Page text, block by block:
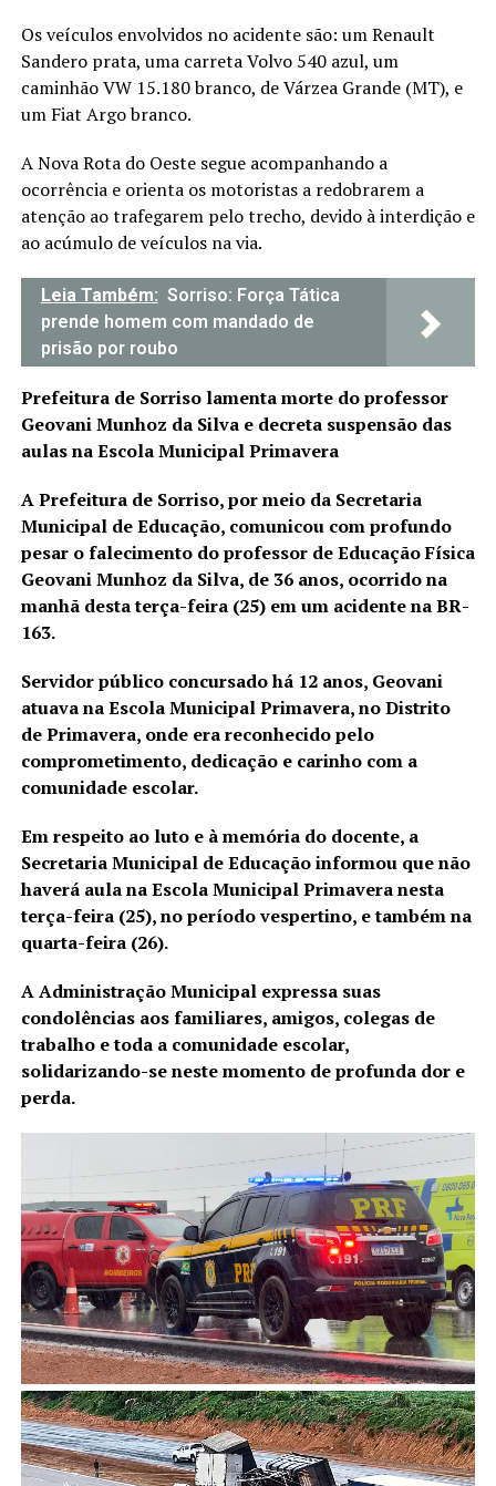
Os veículos envolvidos no acidente são: um Renault
Sandero prata, uma carreta Volvo 540 azul, um
caminhão VW 15.180 branco, de Várzea Grande (MT), e
um Fiat Argo branco.
A Nova Rota do Oeste segue acompanhando a
ocorrência e orienta os motoristas a redobrarem a
atenção ao trafegarem pelo trecho, devido à interdição e
ao acúmulo de veículos na via.
Leia Também: Sorriso: Força Tática
prende homem com mandado de
prisão por roubo
Prefeitura de Sorriso lamenta morte do professor
Geovani Munhoz da Silva e decreta suspensão das
aulas na Escola Municipal Primavera
A Prefeitura de Sorriso, por meio da Secretaria
Municipal de Educação, comunicou com profundo
pesar o falecimento do professor de Educação Física
Geovani Munhoz da Silva, de 36 anos, ocorrido na
manhã desta terça-feira (25) em um acidente na BR-
163.
Servidor público concursado há 12 anos, Geovani
atuava na Escola Municipal Primavera, no Distrito
de Primavera, onde era reconhecido pelo
comprometimento, dedicação e carinho com a
comunidade escolar.
Em respeito ao luto e à memória do docente, a
Secretaria Municipal de Educação informou que não
haverá aula na Escola Municipal Primavera nesta
terça-feira (25), no período vespertino, e também na
quarta-feira (26).
A Administração Municipal expressa suas
condolências aos familiares, amigos, colegas de
trabalho e toda a comunidade escolar,
solidarizando-se neste momento de profunda dor e
perda.